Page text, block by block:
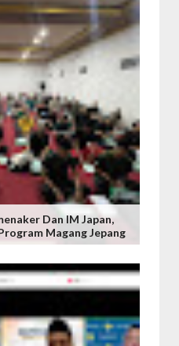
Dan IM Japan,
Magang Jepang